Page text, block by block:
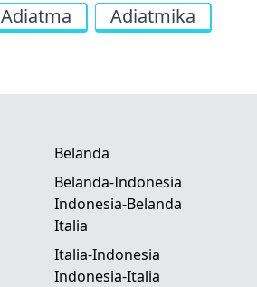
Adiatma Adiatmika
Belanda
Belanda-Indonesia
Indonesia-Belanda
Italia
Italia-Indonesia
Indonesia-Italia